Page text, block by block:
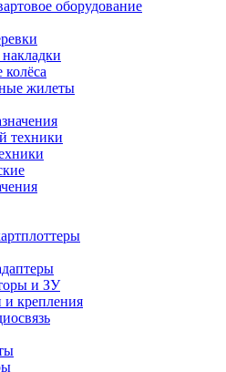
оборудование
жилеты
техники
и ЗУ
и крепления